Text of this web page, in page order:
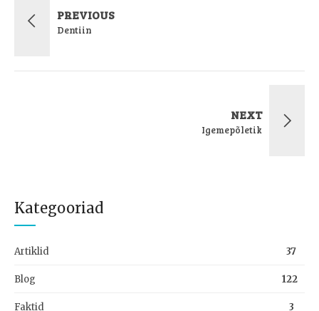
PREVIOUS
Dentiin
NEXT
Igemepõletik
Kategooriad
Artiklid 37
Blog 122
Faktid 3